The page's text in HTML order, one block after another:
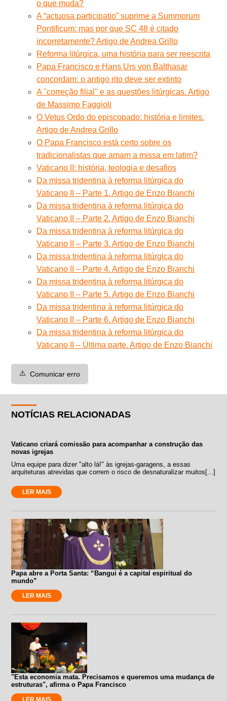
o que muda?
A “actuosa participatio” suprime a Summorum
Pontificum: mas por que SC 48 é citado
incorretamente? Artigo de Andrea Grillo
Reforma litúrgica, uma história para ser reescrita
Papa Francisco e Hans Urs von Balthasar
concordam: o antigo rito deve ser extinto
A ''correção filial'' e as questões litúrgicas. Artigo
de Massimo Faggioli
O Vetus Ordo do episcopado: história e limites.
Artigo de Andrea Grillo
O Papa Francisco está certo sobre os
tradicionalistas que amam a missa em latim?
Vaticano II: história, teologia e desafios
Da missa tridentina à reforma litúrgica do
Vaticano II – Parte 1. Artigo de Enzo Bianchi
Da missa tridentina à reforma litúrgica do
Vaticano II – Parte 2. Artigo de Enzo Bianchi
Da missa tridentina à reforma litúrgica do
Vaticano II – Parte 3. Artigo de Enzo Bianchi
Da missa tridentina à reforma litúrgica do
Vaticano II – Parte 4. Artigo de Enzo Bianchi
Da missa tridentina à reforma litúrgica do
Vaticano II – Parte 5. Artigo de Enzo Bianchi
Da missa tridentina à reforma litúrgica do
Vaticano II – Parte 6. Artigo de Enzo Bianchi
Da missa tridentina à reforma litúrgica do
Vaticano II – Última parte. Artigo de Enzo Bianchi
⚠️ Comunicar erro
NOTÍCIAS RELACIONADAS
Vaticano criará comissão para acompanhar a construção das
novas igrejas
Uma equipe para dizer "alto lá!" às igrejas-garagens, a essas
arquiteturas atrevidas que correm o risco de desnaturalizar muitos[...]
LER MAIS
Papa abre a Porta Santa: “Bangui é a capital espiritual do
mundo”
LER MAIS
"Esta economia mata. Precisamos e queremos uma mudança de
estruturas", afirma o Papa Francisco
LER MAIS